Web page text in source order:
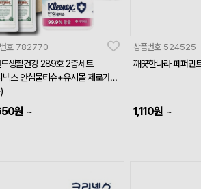
호 782770
드생활건강 289호 2종세트
넥스 안심물티슈+유시몰 제로가글
원 ~
상품번호 524525
깨끗한나라 페퍼민
1,110원 ~